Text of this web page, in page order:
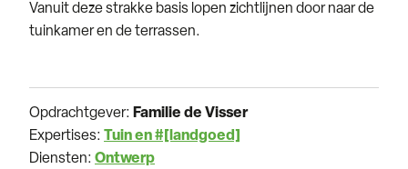
Vanuit deze strakke basis lopen zichtlijnen door naar de
tuinkamer en de terrassen.
Opdrachtgever: Familie de Visser
Expertises: Tuin en #[landgoed]
Diensten: Ontwerp